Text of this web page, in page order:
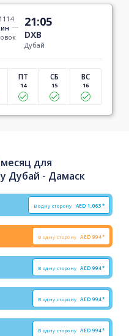
21:05
DXB
Дубай
ПТ
14
СБ
15
ВС
16
для
Дубай - Дамаск
В одну сторону AED 1,063*
В одну сторону AED 994*
В одну сторону AED 994*
В одну сторону AED 994*
В одну сторону AED 994*